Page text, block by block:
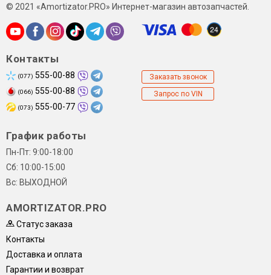
© 2021 «Amortizator.PRO» Интернет-магазин автозапчастей.
Контакты
(077) 555-00-88
(066) 555-00-88
(073) 555-00-77
Заказать звонок
Запрос по VIN
График работы
Пн-Пт: 9:00-18:00
Сб: 10:00-15:00
Вс: ВЫХОДНОЙ
AMORTIZATOR.PRO
Статус заказа
Контакты
Доставка и оплата
Гарантии и возврат